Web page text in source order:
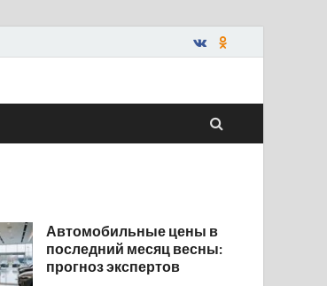
Автомобильные цены в
последний месяц весны:
прогноз экспертов